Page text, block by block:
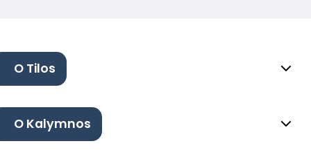
O Tilos
O Kalymnos